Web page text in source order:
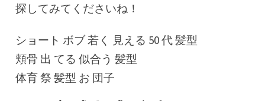
探してみてくださいね！
ショート ボブ 若く 見える 50 代 髪型
頬骨 出 てる 似合う 髪型
体育 祭 髪型 お 団子